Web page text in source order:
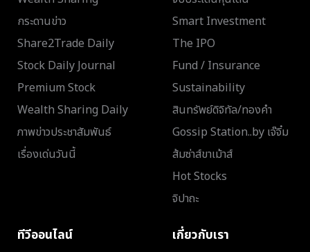
กระดานข่าว
Share2Trade Daily
Stock Daily Journal
Premium Stock
Wealth Sharing Daily
ภาพข่าวประชาสัมพันธ์
เรื่องเด่นวันนี้
Smart Investment
The IPO
Fund / Insurance
Sustainability
สินทรัพย์ดิจิทัล/ทองคำ
Gossip Station..by เจ๊จิ๋ม
ส้มซ่าส์ขาเม้าส์
Hot Stocks
จิปาถะ
ทีวีออนไลน์ เกี่ยวกับเรา